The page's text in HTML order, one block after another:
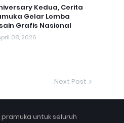
Kedua, Cerita
Gelar Lomba
Grafis Nasional
08, 2026
Next Post
untuk seluruh